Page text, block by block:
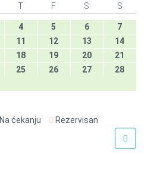
T F S S
4 5 6
7
11 12 13
14
18 19 20
21
25 26 27
28
Na ćekanju Rezervisan